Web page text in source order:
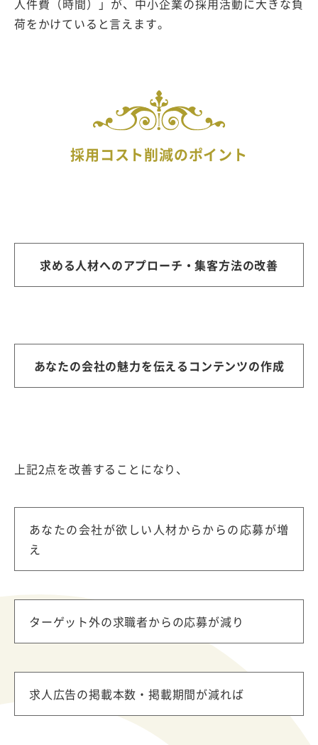
人件費（時間）」が、中小企業の採用活動に大きな負
荷をかけていると言えます。
採用コスト削減のポイント
求める人材へのアプローチ・集客方法の改善
あなたの会社の魅力を伝えるコンテンツの作成
上記2点を改善することになり、
あなたの会社が欲しい人材からからの応募が増
え
ターゲット外の求職者からの応募が減り
求人広告の掲載本数・掲載期間が減れば